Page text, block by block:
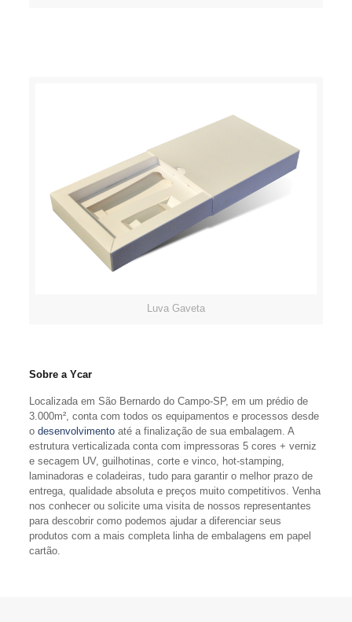
Luva Gaveta
Sobre a Ycar
Localizada em São Bernardo do Campo-SP, em um prédio de
3.000m², conta com todos os equipamentos e processos desde
o desenvolvimentoaté a finalização de sua embalagem. A
estrutura verticalizada conta com impressoras 5 cores + verniz
e secagem UV, guilhotinas, corte e vinco, hot-stamping,
laminadoras e coladeiras, tudo para garantir o melhor prazo de
entrega, qualidade absoluta e preços muito competitivos. Venha
nos conhecer ou solicite uma visita de nossos representantes
para descobrir como podemos ajudar a diferenciar seus
produtos com a mais completa linha de embalagens em papel
cartão.